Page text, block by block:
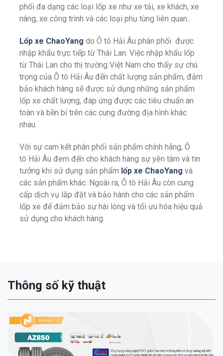
phối đa dạng các loại lốp xe như xe tải, xe khách, xe
nâng, xe công trình và các loại phụ tùng liên quan..
Lốp xe ChaoYang do Ô tô Hải Âu phân phối được
nhập khẩu trực tiếp từ Thái Lan. Việc nhập khẩu lốp
từ Thái Lan cho thị trường Việt Nam cho thấy sự chú
trọng của Ô tô Hải Âu đến chất lượng sản phẩm, đảm
bảo khách hàng sẽ được sử dụng những sản phẩm
lốp xe chất lượng, đáp ứng được các tiêu chuẩn an
toàn và bền bỉ trên các cung đường địa hình khác
nhau.
Với sự cam kết phân phối sản phẩm chính hãng, Ô
tô Hải Âu đem đến cho khách hàng sự yên tâm và tin
tưởng khi sử dụng sản phẩm lốp xe ChaoYang và
các sản phẩm khác. Ngoài ra, Ô tô Hải Âu còn cung
cấp dịch vụ lắp đặt và bảo hành cho các sản phẩm
lốp xe để đảm bảo sự hài lòng và tối ưu hóa hiệu quả
sử dụng cho khách hàng.
Thông số kỹ thuật